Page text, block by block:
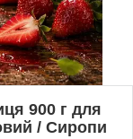
900 г для
/ Сиропи